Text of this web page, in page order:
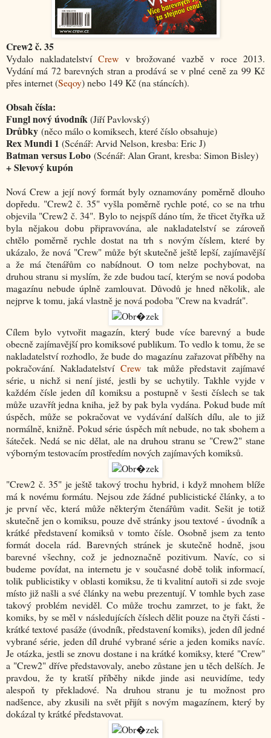
Crew2 č. 35
Vydalo nakladatelství Crew v brožované vazbě v roce 2013.
Vydání má 72 barevných stran a prodává se v plné ceně za 99 Kč
přes internet (Seqoy) nebo 149 Kč (na stáncích).
Obsah čísla:
Fungl nový úvodník(Jiří Pavlovský)
Drůbky (něco málo o komiksech, které číslo obsahuje)
Rex Mundi 1 (Scénář: Arvid Nelson, kresba: Eric J)
Batman versus Lobo (Scénář: Alan Grant, kresba: Simon Bisley)
+ Slevový kupón
Nová Crew a její nový formát byly oznamovány poměrně dlouho
dopředu. "Crew2 č. 35" vyšla poměrně rychle poté, co se na trhu
objevila "Crew2 č. 34". Bylo to nejspíš dáno tím, že třicet čtyřka už
byla nějakou dobu připravována, ale nakladatelství se zároveň
chtělo poměrně rychle dostat na trh s novým číslem, které by
ukázalo, že nová "Crew" může být skutečně ještě lepší, zajímavější
a že má čtenářům co nabídnout. O tom nelze pochybovat, na
druhou stranu si myslím, že zde budou tací, kterým se nová podoba
magazínu nebude úplně zamlouvat. Důvodů je hned několik, ale
nejprve k tomu, jaká vlastně je nová podoba "Crew na kvadrát".
Cílem bylo vytvořit magazín, který bude více barevný a bude
obecně zajímavější pro komiksové publikum. To vedlo k tomu, že se
nakladatelství rozhodlo, že bude do magazínu zařazovat příběhy na
pokračování. Nakladatelství Crewtak může představit zajímavé
série, u nichž si není jisté, jestli by se uchytily. Takhle vyjde v
každém čísle jeden díl komiksu a postupně v šesti číslech se tak
může uzavřít jedna kniha, jež by pak byla vydána. Pokud bude mít
úspěch, může se pokračovat ve vydávání dalších dílu, ale to již
normálně, knižně. Pokud série úspěch mít nebude, no tak sbohem a
šáteček. Nedá se nic dělat, ale na druhou stranu se "Crew2" stane
výborným testovacím prostředím nových zajímavých komiksů.
"Crew2 č. 35" je ještě takový trochu hybrid, i když mnohem blíže
má k novému formátu. Nejsou zde žádné publicistické články, a to
je první věc, která může některým čtenářům vadit. Sešit je totiž
skutečně jen o komiksu, pouze dvě stránky jsou textové - úvodník a
krátké představení komiksů v tomto čísle. Osobně jsem za tento
formát docela rád. Barevných stránek je skutečně hodně, jsou
barevné všechny, což je jednoznačně pozitivum. Navíc, co si
budeme povídat, na internetu je v současné době tolik informací,
tolik publicistiky v oblasti komiksu, že ti kvalitní autoři si zde svoje
místo již našli a své články na webu prezentují. V tomhle bych zase
takový problém neviděl. Co může trochu zamrzet, to je fakt, že
komiks, by se měl v následujících číslech dělit pouze na čtyři části -
krátké textové pasáže (úvodník, představení komiks), jeden díl jedné
vybrané série, jeden díl druhé vybrané série a jeden komiks navíc.
Je otázka, jestli se znovu dostane i na krátké komiksy, které "Crew"
a "Crew2" dříve představovaly, anebo zůstane jen u těch delších. Je
pravdou, že ty kratší příběhy nikde jinde asi neuvidíme, tedy
alespoň ty překladové. Na druhou stranu je tu možnost pro
nadšence, aby zkusili na svět přijít s novým magazínem, který by
dokázal ty krátké představovat.